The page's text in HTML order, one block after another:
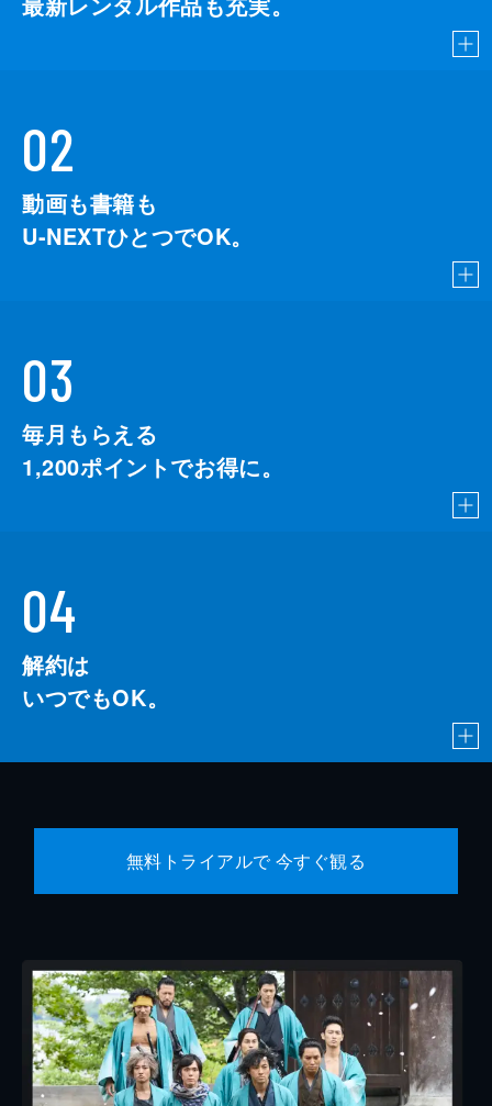
02
動画も書籍も
U-NEXTひとつでOK。
03
毎月もらえる
1,200ポイントでお得に。
04
解約は
いつでもOK。
無料トライアルで 今すぐ観る